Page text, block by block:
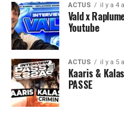
ACTUS il y a 4
Vald x
Youtube
ACTUS il y a 5
Kaaris &
PASSE